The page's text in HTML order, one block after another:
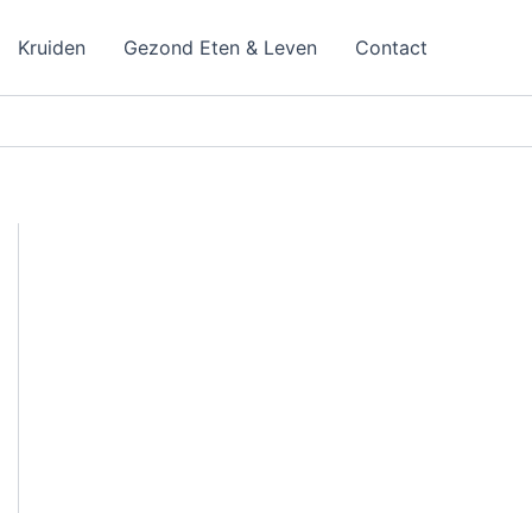
Kruiden Gezond Eten & Leven Contact